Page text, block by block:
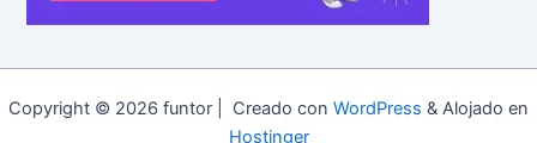
Copyright © 2026 funtor | Creado con WordPress & Alojado en
Hostinger